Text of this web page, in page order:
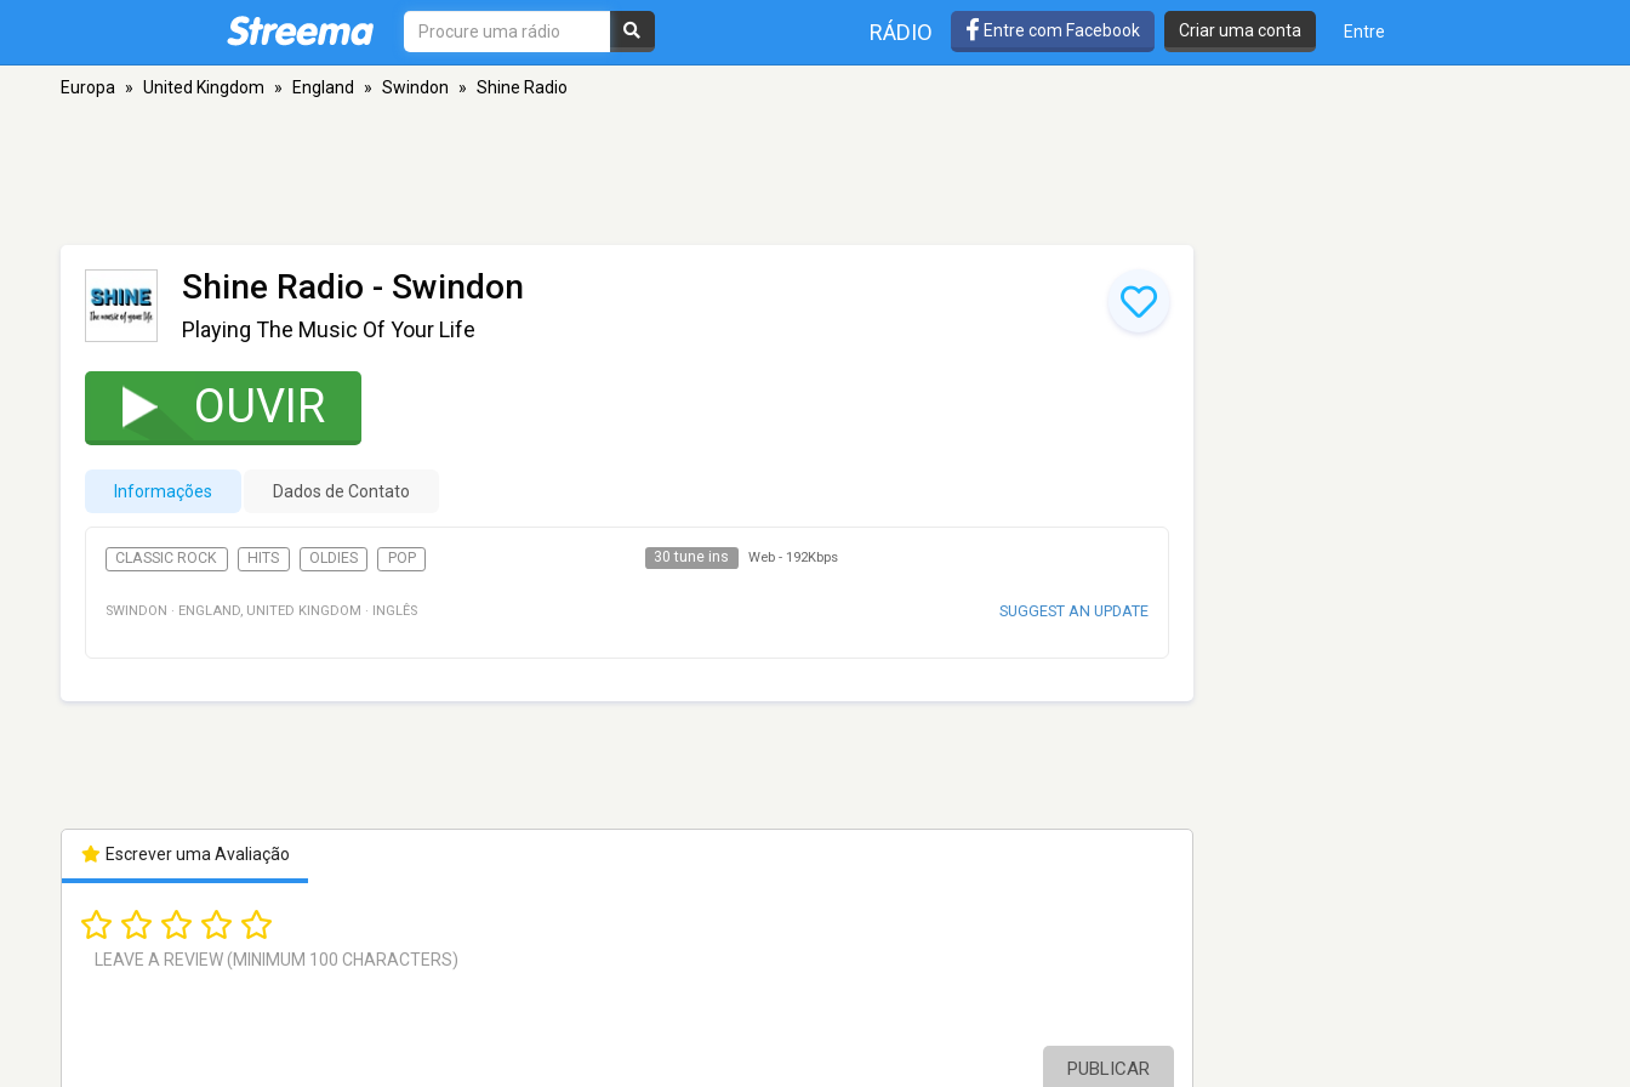
RÁDIO Entre com Facebook Criar uma conta Entre
Europa » United Kingdom » England » Swindon » Shine Radio
Shine Radio - Swindon
Playing The Music Of Your Life
OUVIR
Informações Dados de Contato
CLASSIC ROCK HITS OLDIES POP 30 tune ins Web - 192Kbps
SWINDON · ENGLAND, UNITED KINGDOM · INGLÊS SUGGEST AN UPDATE
Escrever uma Avaliação
PUBLICAR